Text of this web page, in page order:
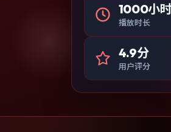
1000小
播放时长
4.9分
用户评分